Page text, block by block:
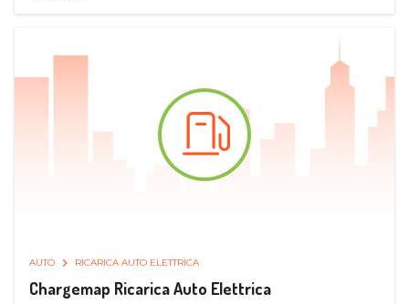
AUTO RICARICA AUTO ELETTRICA
Chargemap Ricarica Auto Elettrica